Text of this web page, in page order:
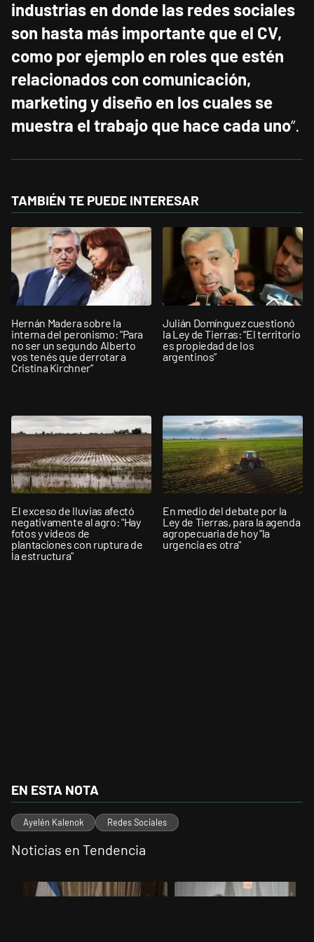
industrias en donde las redes sociales
son hasta más importante que el CV,
como por ejemplo en roles que estén
relacionados con comunicación,
marketing y diseño en los cuales se
muestra el trabajo que hace cada uno”.
TAMBIÉN TE PUEDE INTERESAR
Hernán Madera sobre la
interna del peronismo: "Para
no ser un segundo Alberto
vos tenés que derrotar a
Cristina Kirchner”
Julián Domínguez cuestionó
la Ley de Tierras: “El territorio
es propiedad de los
argentinos”
El exceso de lluvias afectó
negativamente al agro: "Hay
fotos y videos de
plantaciones con ruptura de
la estructura"
En medio del debate por la
Ley de Tierras, para la agenda
agropecuaria de hoy "la
urgencia es otra"
EN ESTA NOTA
Ayelén Kalenok Redes Sociales
Noticias en Tendencia
Un artículo de tendencia con el título "Milei, listo para 'atajar'
Un artículo de tendencia con el